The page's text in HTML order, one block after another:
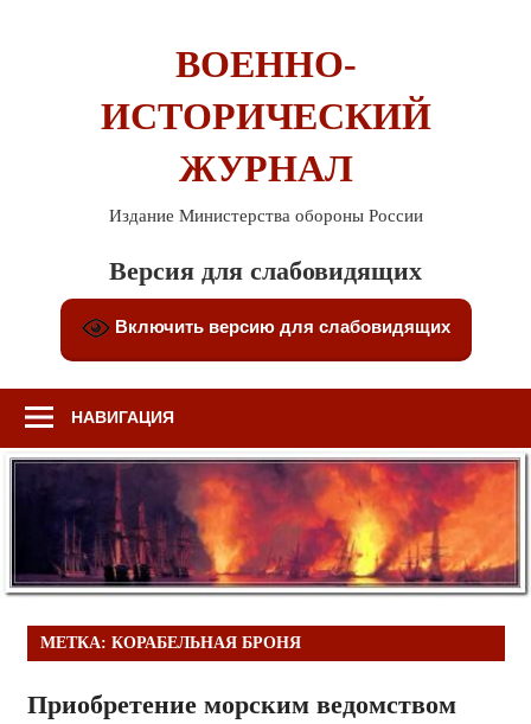
ВОЕННО-
ИСТОРИЧЕСКИЙ
ЖУРНАЛ
Издание Министерства обороны России
Версия для слабовидящих
Включить версию для слабовидящих
НАВИГАЦИЯ
МЕТКА: КОРАБЕЛЬНАЯ БРОНЯ
Приобретение морским ведомством